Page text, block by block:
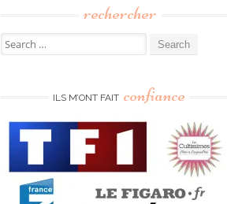
rechercher
Search
for:
ILS M’ONT FAIT confiance